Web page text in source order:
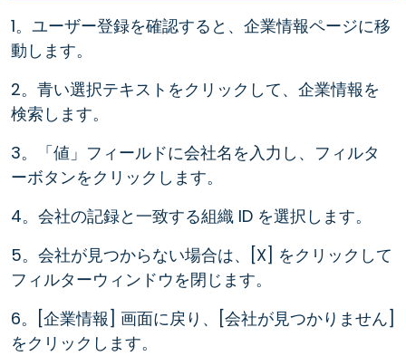
1。ユーザー登録を確認すると、企業情報ページに移
動します。
2。青い選択テキストをクリックして、企業情報を
検索します。
3。「値」フィールドに会社名を入力し、フィルタ
ーボタンをクリックします。
4。会社の記録と一致する組織 ID を選択します。
5。会社が見つからない場合は、[X] をクリックして
フィルターウィンドウを閉じます。
6。[企業情報] 画面に戻り、[会社が見つかりません]
をクリックします。